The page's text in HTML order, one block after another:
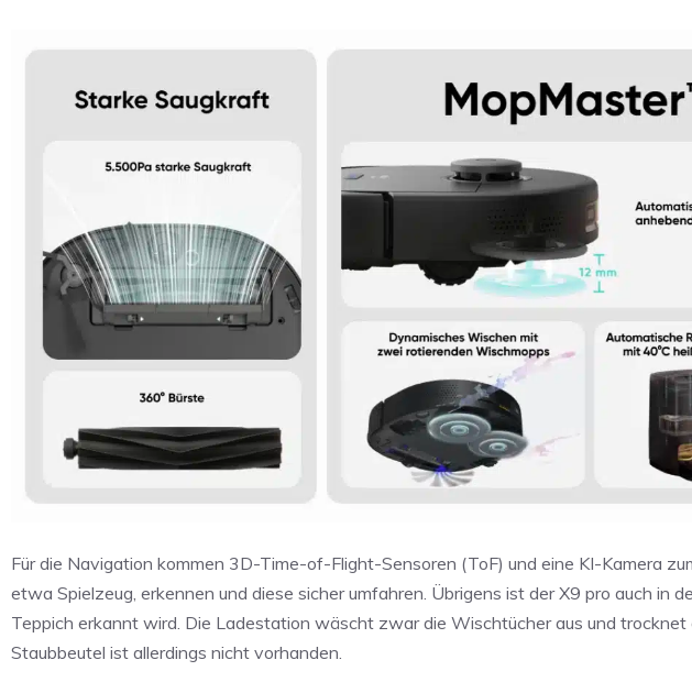
Für die Navigation kommen 3D-Time-of-Flight-Sensoren (ToF) und eine KI-Kamera
etwa Spielzeug, erkennen und diese sicher umfahren. Übrigens ist der X9 pro auch in
Teppich erkannt wird. Die Ladestation wäscht zwar die Wischtücher aus und
Staubbeutel ist allerdings nicht vorhanden.